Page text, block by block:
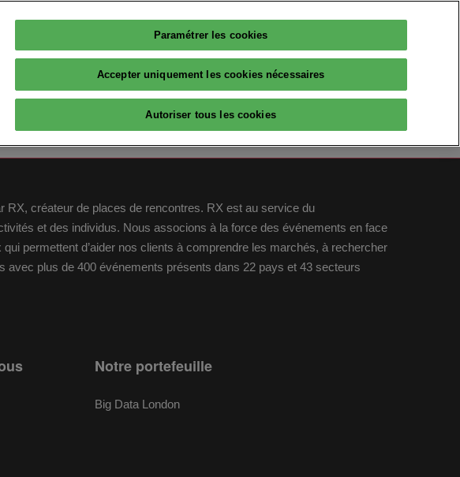
Français
Français
English
PARTICIPER
Engagements
RESSOURCES
RX, créateur de places de rencontres. RX est au service du
et des individus. Nous associons à la force des événements en face
permettent d’aider nos clients à comprendre les marchés, à rechercher
avec plus de 400 événements présents dans 22 pays et 43 secteurs
Notre portefeuille
Big Data London
Paramétrer les cookies
Accepter uniquement les cookies nécessaires
Autoriser tous les cookies